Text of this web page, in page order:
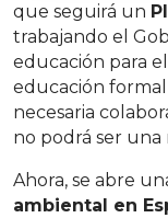
que seguirá un
trabajando el
educación para
educación formal
necesaria
no podrá ser una
Ahora, se abre
ambiental en